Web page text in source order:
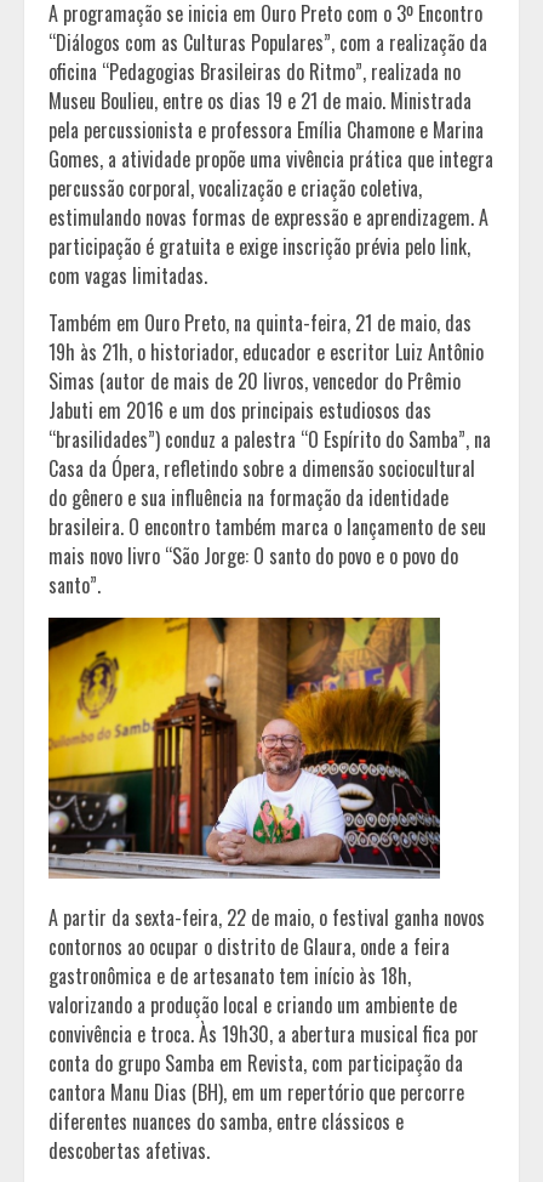
A programação se inicia em Ouro Preto com o 3º Encontro
“Diálogos com as Culturas Populares”, com a realização da
oficina “Pedagogias Brasileiras do Ritmo”, realizada no
Museu Boulieu, entre os dias 19 e 21 de maio. Ministrada
pela percussionista e professora Emília Chamone e Marina
Gomes, a atividade propõe uma vivência prática que integra
percussão corporal, vocalização e criação coletiva,
estimulando novas formas de expressão e aprendizagem. A
participação é gratuita e exige inscrição prévia pelo link,
com vagas limitadas.
Também em Ouro Preto, na quinta-feira, 21 de maio, das
19h às 21h, o historiador, educador e escritor Luiz Antônio
Simas (autor de mais de 20 livros, vencedor do Prêmio
Jabuti em 2016 e um dos principais estudiosos das
“brasilidades”) conduz a palestra “O Espírito do Samba”, na
Casa da Ópera, refletindo sobre a dimensão sociocultural
do gênero e sua influência na formação da identidade
brasileira. O encontro também marca o lançamento de seu
mais novo livro “São Jorge: O santo do povo e o povo do
santo”.
A partir da sexta-feira, 22 de maio, o festival ganha novos
contornos ao ocupar o distrito de Glaura, onde a feira
gastronômica e de artesanato tem início às 18h,
valorizando a produção local e criando um ambiente de
convivência e troca. Às 19h30, a abertura musical fica por
conta do grupo Samba em Revista, com participação da
cantora Manu Dias (BH), em um repertório que percorre
diferentes nuances do samba, entre clássicos e
descobertas afetivas.